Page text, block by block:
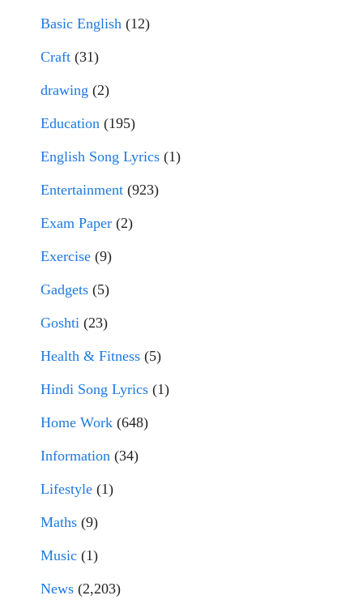
Basic English (12)
Craft (31)
drawing (2)
Education (195)
English Song Lyrics (1)
Entertainment (923)
Exam Paper (2)
Exercise (9)
Gadgets (5)
Goshti (23)
Health & Fitness (5)
Hindi Song Lyrics (1)
Home Work (648)
Information (34)
Lifestyle (1)
Maths (9)
Music (1)
News (2,203)